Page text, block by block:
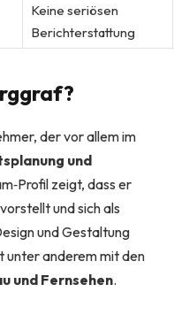
Keine seriösen
Berichterstattung
der vor allem im
und
zeigt, dass er
und sich als
und Gestaltung
unter anderem mit den
und Fernsehen.